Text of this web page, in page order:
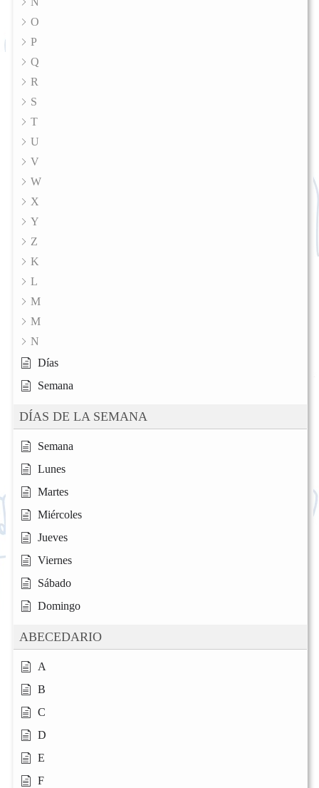
O
P
Q
R
S
T
U
V
W
X
Y
Z
K
L
M
M
N
Días
Semana
DÍAS DE LA SEMANA
Semana
Lunes
Martes
Miércoles
Jueves
Viernes
Sábado
Domingo
ABECEDARIO
A
B
C
D
E
F